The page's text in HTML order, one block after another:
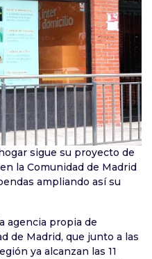
sigue su proyecto de
la Comunidad de Madrid
ampliando así su
agencia propia de
de Madrid, que junto a las
ya alcanzan las 11